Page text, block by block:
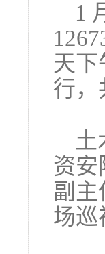
1
天下
行，
土
资安
副主
场巡